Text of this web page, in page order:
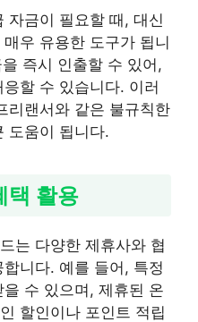
자금이 필요할 때, 대신
우 유용한 도구가 됩니
즉시 인출할 수 있어,
할 수 있습니다. 이러
리랜서와 같은 불규칙한
도움이 됩니다.
택 활용
는 다양한 제휴사와 협
니다. 예를 들어, 특정
수 있으며, 제휴된 온
할인이나 포인트 적립